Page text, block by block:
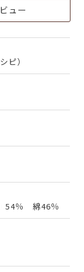
ュー
ピ）
54％ 綿46％